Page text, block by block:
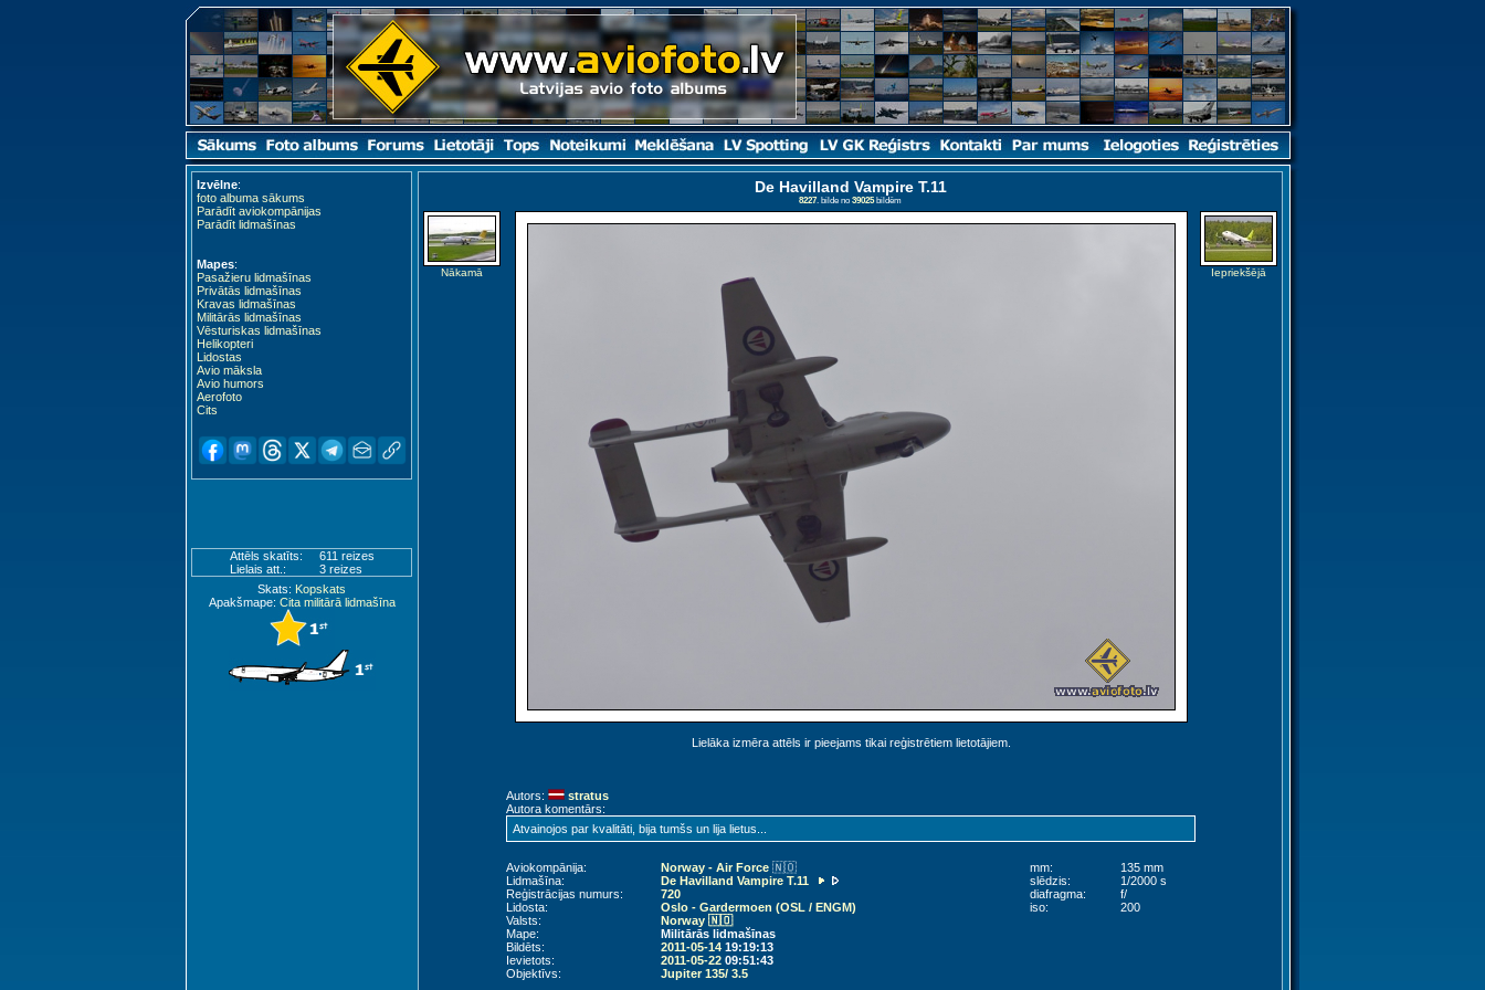
Izvēlne:
foto albuma sākums
Parādīt aviokompānijas
Parādīt lidmašīnas
Mapes:
Pasažieru lidmašīnas
Privātās lidmašīnas
Kravas lidmašīnas
Militārās lidmašīnas
Vēsturiskas lidmašīnas
Helikopteri
Lidostas
Avio māksla
Avio humors
Aerofoto
Cits
Attēls skatīts:
611 reizes
Lielais att.:
3 reizes
Skats: Kopskats
Apakšmape: Cita militārā lidmašīna
De Havilland Vampire T.11
8227. bilde no 39025bildēm
Nākamā
Lielāka izmēra attēls ir pieejams tikai reģistrētiem lietotājiem.
Iepriekšējā
Autors:
stratus
Autora komentārs:
Atvainojos par kvalitāti, bija tumšs un lija lietus...
Aviokompānija: Norway - Air Force 🇳🇴
Lidmašīna:
De Havilland Vampire T.11
Reģistrācijas numurs:
720
Lidosta:
Oslo - Gardermoen (OSL / ENGM)
Valsts:
Norway 🇳🇴
Mape:
Militārās lidmašīnas
Bildēts:
2011-05-1419:19:13
Ievietots:
2011-05-2209:51:43
Objektīvs:
Jupiter 135/ 3.5
mm:
135 mm
slēdzis:
1/2000 s
diafragma:
f/
iso:
200